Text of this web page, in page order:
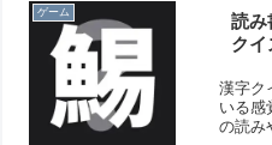
（
めて
ゲーム
読み
クイ
漢字ク
いる感
の読み